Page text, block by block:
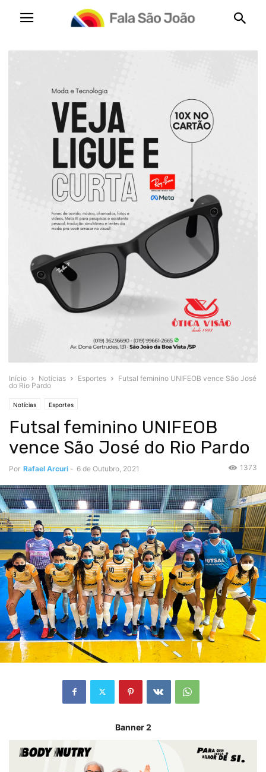
Início Notícias Esportes
Futsal feminino UNIFEOB vence São José
do Rio Pardo
Notícias Esportes
Futsal feminino UNIFEOB
vence São José do Rio Pardo
Por Rafael Arcuri - 6 de Outubro, 2021 1373
Banner 2